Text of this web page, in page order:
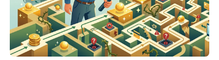
Krypto
Analiza techniczna